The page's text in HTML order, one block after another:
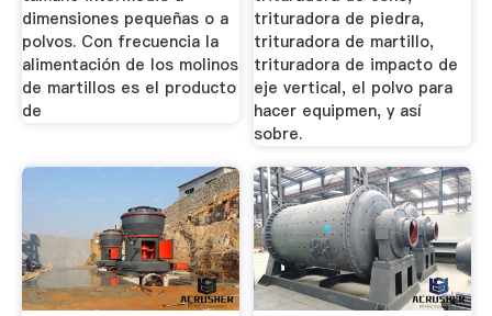
dimensiones pequeñas o a
polvos. Con frecuencia la
alimentación de los molinos
de martillos es el producto
de
trituradora de piedra,
trituradora de martillo,
trituradora de impacto de
eje vertical, el polvo para
hacer equipmen, y así
sobre.